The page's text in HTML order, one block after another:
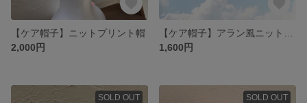
【ケア帽子】ニットプリント帽
2,000円
1,600円
SOLD OUT SOLD OUT